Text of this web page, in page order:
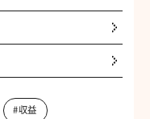
#収益